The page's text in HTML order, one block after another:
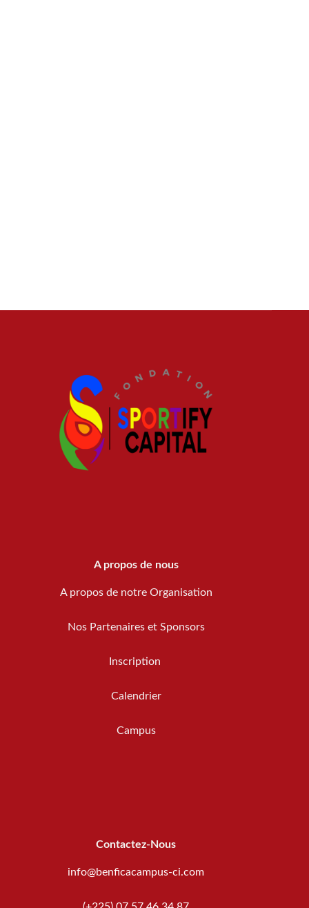
A propos de nous
A propos de notre Organisation
Nos Partenaires et Sponsors
Inscription
Calendrier
Campus
Contactez-Nous
info@benficacampus-ci.com